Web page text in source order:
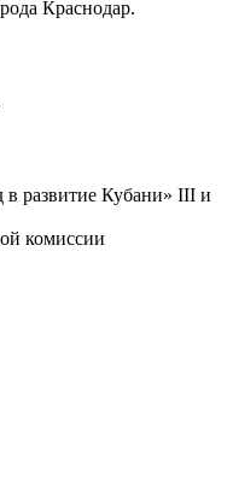
Краснодар.
развитие Кубани» III и
комиссии